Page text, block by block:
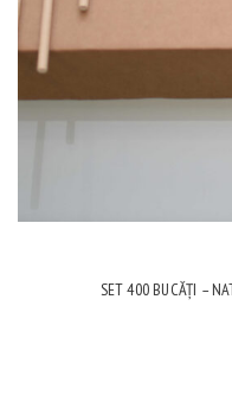
SET 400 BUCĂȚI –